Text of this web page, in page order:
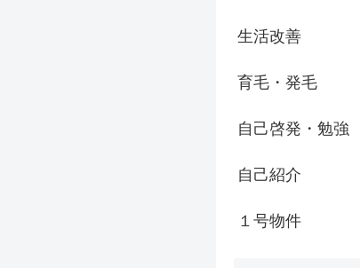
生活改善
育毛・発毛
自己啓発・勉強
自己紹介
１号物件